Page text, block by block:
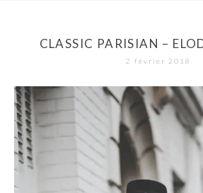
CLASSIC PARISIAN –
2 février 2018